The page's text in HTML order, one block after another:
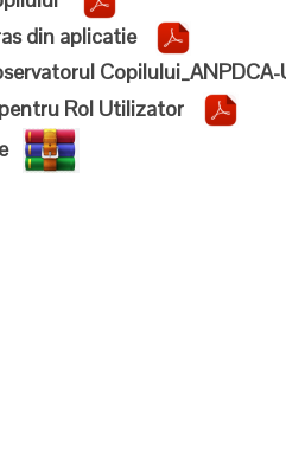
din aplicatie
Copilului_ANPDCA-
Rol Utilizator